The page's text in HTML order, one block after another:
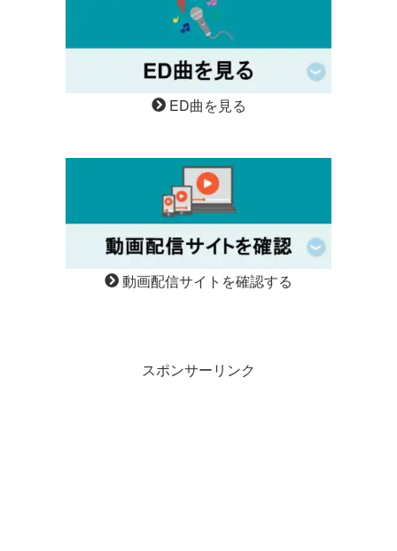
ED曲を見る
動画配信サイトを確認する
スポンサーリンク